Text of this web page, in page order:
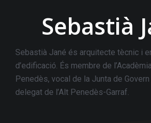
Sebastià
Sebastià Jané és arquitecte tècnic i
d’edificació. És membre de
Penedès, vocal de la Junta de Govern
delegat de l’Alt Penedès-Garraf.